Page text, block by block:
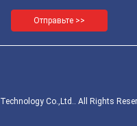
Отправьте >>
Co.,Ltd.. All Rights